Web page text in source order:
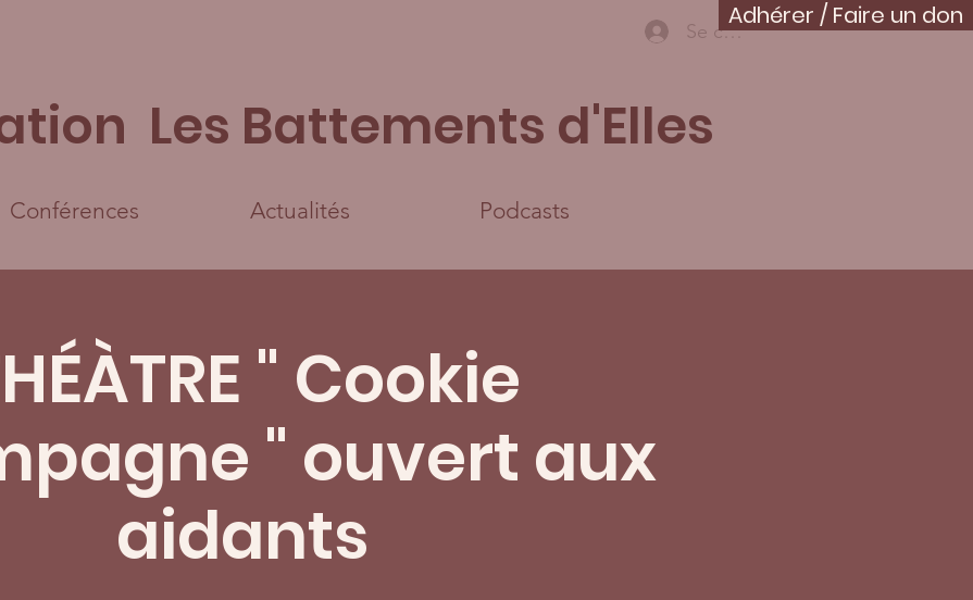
Adhérer / Faire un don
Se connecter
Les Battements d'Elles
Conférences Actualités Podcasts
" Cookie
" ouvert aux
aidants